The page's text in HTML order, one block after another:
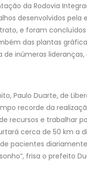
da Rodovia
desenvolvidos pela
e foram
das plantas
inúmeras
Paulo Duarte, de
recorde da
recursos e trabalhar
cerca de 50 km a
pacientes
frisa o prefeito